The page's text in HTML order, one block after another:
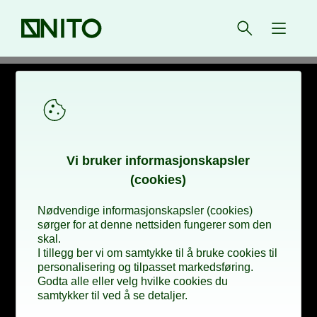
Forsiden Åpne søk
{
Vi bru­­­ker in­­­for­­­ma­­­sjons­­­kaps­­­­­ler
(cookies)
Nødvendige informasjonskapsler (cookies)
sørger for at denne nettsiden fungerer som den
skal.
I tillegg ber vi om samtykke til å bruke cookies til
personalisering og tilpasset markedsføring.
Godta alle eller velg hvilke cookies du
samtykker til ved å se detaljer.